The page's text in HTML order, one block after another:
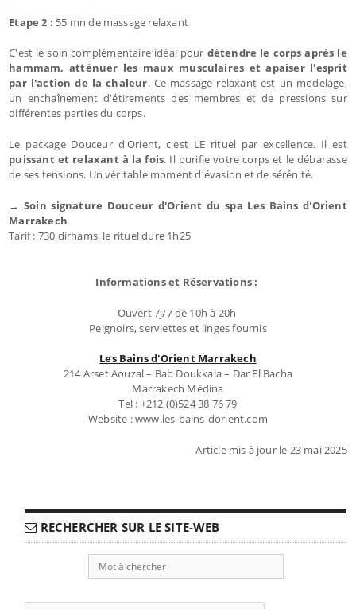
Etape 2 : 55 mn de massage relaxant
C'est le soin complémentaire idéal pour détendre le corps après le
hammam, atténuer les maux musculaires et apaiser l'esprit
par l'action de la chaleur. Ce massage relaxant est un modelage,
un enchaînement d'étirements des membres et de pressions sur
différentes parties du corps.
Le package Douceur d'Orient, c'est LE rituel par excellence. Il est
puissant et relaxant à la fois. Il purifie votre corps et le débarasse
de ses tensions. Un véritable moment d'évasion et de sérénité.
→ Soin signature Douceur d'Orient du spa Les Bains d'Orient
Marrakech
Tarif : 730 dirhams, le rituel dure 1h25
Informations et Réservations :
Ouvert 7j/7 de 10h à 20h
Peignoirs, serviettes et linges fournis
Les Bains d'Orient Marrakech
214 Arset Aouzal – Bab Doukkala – Dar El Bacha
Marrakech Médina
Tel : +212 (0)524 38 76 79
Website : www.les-bains-dorient.com
Article mis à jour le 23 mai 2025
RECHERCHER SUR LE SITE-WEB